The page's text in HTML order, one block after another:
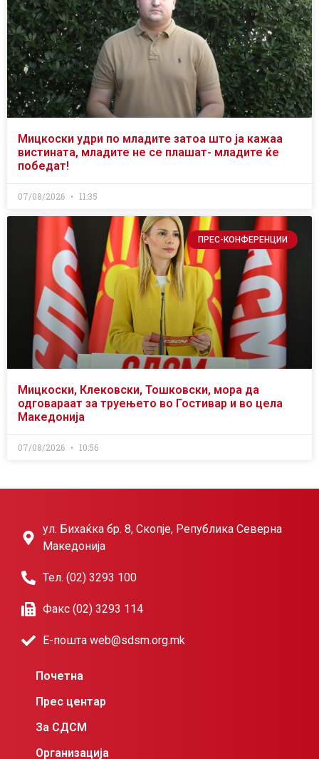
Мицкоски удри по младите затоа што ја кажаа
вистината, младите не се плашат- младите ќе
победат!
07/08/2026 11:35
ПРЕС-КОНФЕРЕНЦИИ
Мицкоски, Клековски, Тошковски, мора да
одговараат за труењето во Гостивар и во цела
Македонија
07/08/2026 10:56
ул. Бихаќка бр. 8, Скопје, Република Северна
Македонија
Тел. (02) 3293 100
Факс (02) 3293 114
Е-пошта web@sdsm.org.mk
Почетна
Прес центар
За СДСМ
Организација